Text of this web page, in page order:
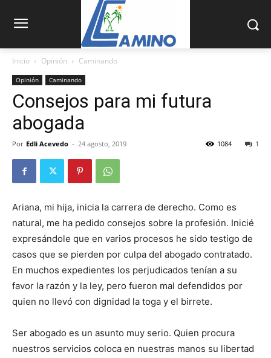
Inicio Opinión Caminando
Opinión Caminando
Consejos para mi futura
abogada
Por Edli Acevedo - 24 agosto, 2019 1
1084
Ariana, mi hija, inicia la carrera de derecho. Como es
natural, me ha pedido consejos sobre la profesión. Inicié
expresándole que en varios procesos he sido testigo de
casos que se pierden por culpa del abogado contratado.
En muchos expedientes los perjudicados tenían a su
favor la razón y la ley, pero fueron mal defendidos por
quien no llevó con dignidad la toga y el birrete.
Ser abogado es un asunto muy serio. Quien procura
nuestros servicios coloca en nuestras manos su ­libertad